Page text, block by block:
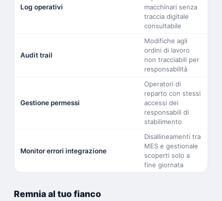
Log operativi
macchinari senza
traccia digitale
consultabile
Audit trail
Modifiche agli
ordini di lavoro
non tracciabili per
responsabilità
Gestione permessi
Operatori di
reparto con stessi
accessi dei
responsabili di
stabilimento
Monitor errori integrazione
Disallineamenti tra
MES e gestionale
scoperti solo a
fine giornata
Remnia al tuo fianco